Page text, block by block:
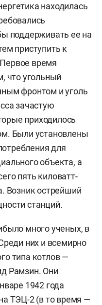
находилась
поддерживать ее на
приступить к
время
что угольный
фронтом и уголь
зачастую
приходилось
Были установлены
для
объекта, а
пять киловатт-
Возник острейший
станций.
много ученых, в
них и всемирно
типа котлов —
Рамзин. Они
1942 года
ТЭЦ-2 (в то время —